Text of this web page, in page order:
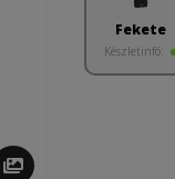
Fekete
Készletinfó: